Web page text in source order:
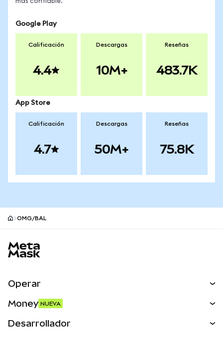
Google Play
Calificación
4.4
Descargas
10M+
Reseñas
483.7K
App Store
Calificación
4.7
Descargas
50M+
Reseñas
75.8K
OMG/BAL
Operar
Money NUEVA
Desarrollador